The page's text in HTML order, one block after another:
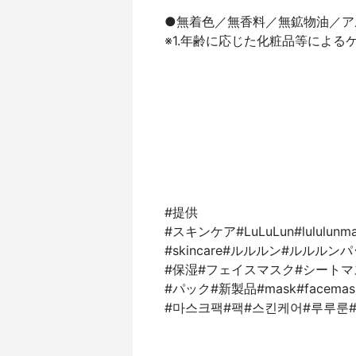
●無着色／無香料／無鉱物油／
※1.年齢に応じた化粧品等による
#提供
#スキンケア
#skincare#ルルルン#ルルルンパ
#保湿#フェイスマスク#シート
#パック#新製品
#마스크팩#팩#스킨케어#루루룬